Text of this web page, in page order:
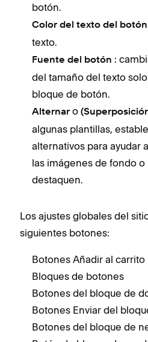
botón.
Color del texto del botón
texto.
Fuente del botón :
del tamaño del texto
bloque de botón.
Alternar o
algunas plantillas,
alternativos para ayudar
las imágenes de fondo o
destaquen.
Los ajustes globales del
siguientes botones:
Botones Añadir al carrito
Bloques de botones
Botones del bloque de
Botones Enviar del
Botones del bloque de